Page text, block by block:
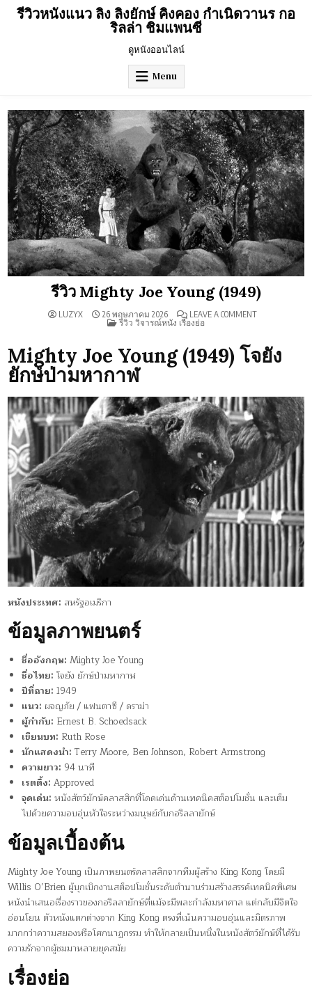
Skipรีวิวหนังแนว ลิง ลิงยักษ์ คิงคอง กำเนิดวานร กอ
ริลล่า ชิมแพนซี
ดูหนังออนไลน์
Menu
รีวิว Mighty Joe Young (1949)
LUZYX 26 พฤษภาคม 2026 LEAVE A COMMENTON
YOUNG
(1949)
POSTED
รีวิว วิจารณ์หนัง เรื่องย่อ
Mighty Joe Young (1949) โจยัง
ยักษ์ป่ามหากาฬ
หนังประเทศ: สหรัฐอเมริกา
ข้อมูลภาพยนตร์
ชื่ออังกฤษ: Mighty Joe Young
ชื่อไทย: โจยัง ยักษ์ป่ามหากาฬ
ปีที่ฉาย: 1949
แนว: ผจญภัย / แฟนตาซี / ดราม่า
ผู้กำกับ: Ernest B. Schoedsack
เขียนบท: Ruth Rose
นักแสดงนำ: Terry Moore, Ben Johnson, Robert Armstrong
ความยาว: 94 นาที
เรตติ้ง: Approved
จุดเด่น: หนังสัตว์ยักษ์คลาสสิกที่โดดเด่นด้านเทคนิคสต็อปโมชั่น และเต็ม
ไปด้วยความอบอุ่นหัวใจระหว่างมนุษย์กับกอริลลายักษ์
ข้อมูลเบื้องต้น
Mighty Joe Young เป็นภาพยนตร์คลาสสิกจากทีมผู้สร้าง King Kong โดยมี
Willis O’Brien ผู้บุกเบิกงานสต็อปโมชั่นระดับตำนานร่วมสร้างสรรค์เทคนิคพิเศษ
หนังนำเสนอเรื่องราวของกอริลลายักษ์ที่แม้จะมีพละกำลังมหาศาล แต่กลับมีจิตใจ
อ่อนโยน ตัวหนังแตกต่างจาก King Kong ตรงที่เน้นความอบอุ่นและมิตรภาพ
มากกว่าความสยองหรือโศกนาฏกรรม ทำให้กลายเป็นหนึ่งในหนังสัตว์ยักษ์ที่ได้รับ
ความรักจากผู้ชมมาหลายยุคสมัย
เรื่องย่อ